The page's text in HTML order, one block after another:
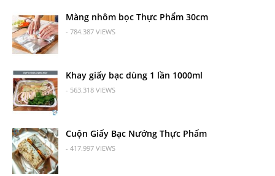
Màng nhôm bọc Thực Phẩm 30cm
- 784.387 VIEWS
Khay giấy bạc dùng 1 lần 1000ml
- 563.318 VIEWS
Cuộn Giấy Bạc Nướng Thực Phẩm
- 417.997 VIEWS